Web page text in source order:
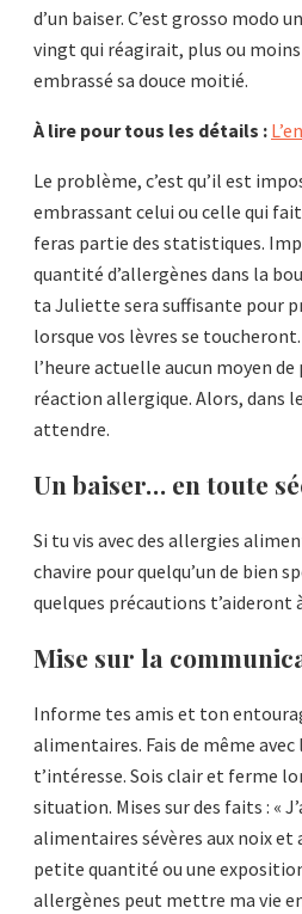
d’un baiser. C’est grosso modo
vingt qui réagirait, plus ou
embrassé sa douce moitié.
À lire pour tous les détails :
Le problème, c’est qu’il est
embrassant celui ou celle qui
feras partie des statistiques.
quantité d’allergènes dans la
ta Juliette sera suffisante pour
lorsque vos lèvres se toucheront.
l’heure actuelle aucun moyen
réaction allergique. Alors, dans
attendre.
Un baiser… en toute
Si tu vis avec des allergies
chavire pour quelqu’un de bien
quelques précautions t’aideront
Mise sur la
Informe tes amis et ton
alimentaires. Fais de même avec
t’intéresse. Sois clair et ferme
situation. Mises sur des faits : «
alimentaires sévères aux noix et
petite quantité ou une
allergènes peut mettre ma vie